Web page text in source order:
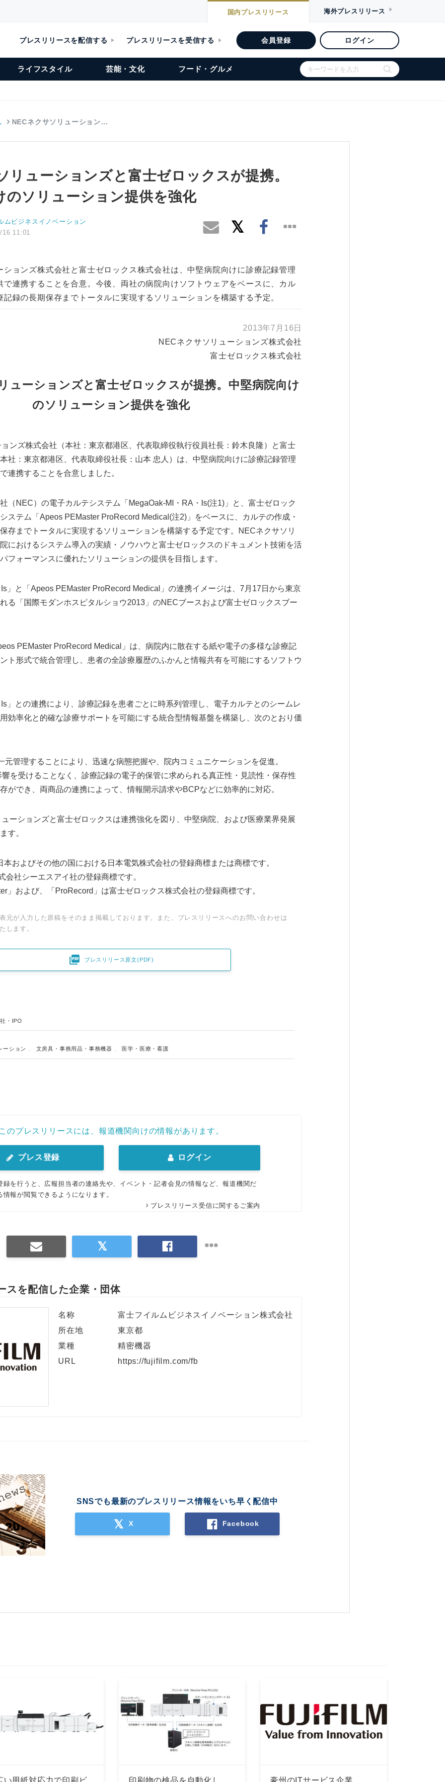
国内プレスリリース 海外プレスリリース
プレスリリースを配信する プレスリリースを受信する 会員登録 ログイン
ライフスタイル 芸能・文化 フード・グルメ
NECネクサソリューション…
リューションズと富士ゼロックスが提携。
のソリューション提供を強化
ムビジネスイノベーション
16 11:01
ションズ株式会社と富士ゼロックス株式会社は、中堅病院向けに診療記録管理
で連携することを合意。今後、両社の病院向けソフトウェアをベースに、カル
録の長期保存までトータルに実現するソリューションを構築する予定。
2013年7月16日
NECネクサソリューションズ株式会社
富士ゼロックス株式会社
ューションズと富士ゼロックスが提携。中堅病院向け
のソリューション提供を強化
ンズ株式会社（本社：東京都港区、代表取締役執行役員社長：鈴木良隆）と富士
社：東京都港区、代表取締役社長：山本 忠人）は、中堅病院向けに診療記録管理
連携することを合意しました。
（NEC）の電子カルテシステム「MegaOak-MI・RA・Is(注1)」と、富士ゼロック
ステム「Apeos PEMaster ProRecord Medical(注2)」をベースに、カルテの作成・
存までトータルに実現するソリューションを構築する予定です。NECネクサソリ
におけるシステム導入の実績・ノウハウと富士ゼロックスのドキュメント技術を活
フォーマンスに優れたソリューションの提供を目指します。
」と「Apeos PEMaster ProRecord Medical」の連携イメージは、7月17日から東京
る「国際モダンホスピタルショウ2013」のNECブースおよび富士ゼロックスブー
PEMaster ProRecord Medical」は、病院内に散在する紙や電子の多様な診療記
ト形式で統合管理し、患者の全診療履歴のふかんと情報共有を可能にするソフトウ
」との連携により、診療記録を患者ごとに時系列管理し、電子カルテとのシームレ
効率化と的確な診療サポートを可能にする統合型情報基盤を構築し、次のとおり価
元管理することにより、迅速な病態把握や、院内コミュニケーションを促進。
を受けることなく、診療記録の電子的保管に求められる真正性・見読性・保存性
ができ、両商品の連携によって、情報開示請求やBCPなどに効率的に対応。
ーションズと富士ゼロックスは連携強化を図り、中堅病院、および医療業界発展
す。
およびその他の国における日本電気株式会社の登録商標または商標です。
社シーエスアイ社の登録商標です。
」および、「ProRecord」は富士ゼロックス株式会社の登録商標です。
元が入力した原稿をそのまま掲載しております。また、プレスリリースへのお問い合わせは
します。
 プレスリリース原文(PDF)
・IPO
ーション 文房具・事務用品・事務機器 、医学・医療・看護
のプレスリリースには、報道機関向けの情報があります。
プレス登録 ログイン
録を行うと、広報担当者の連絡先や、イベント・記者会見の情報など、報道機関だ
情報が閲覧できるようになります。
プレスリリース受信に関するご案内
スを配信した企業・団体
名称
富士フイルムビジネスイノベーション株式会社
所在地
東京都
業種
精密機器
URL
https://fujifilm.com/fb
SNSでも最新のプレスリリース情報をいち早く配信中
X Facebook
い用紙対応力で印刷ビ 印刷物の検品を自動化し、 豪州のITサービス企業
Japanese
English